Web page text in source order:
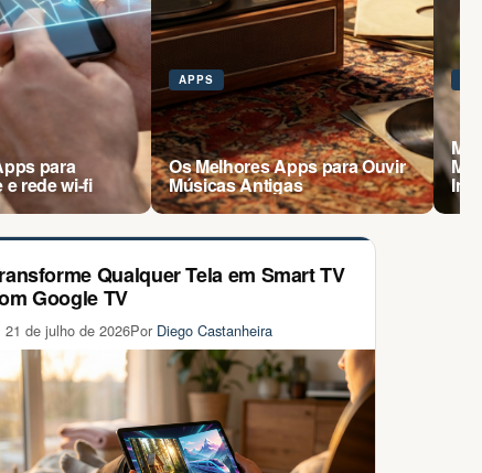
para
rede wi-fi
APPS
Os Melhores Apps para Ouvir
Músicas Antigas
Qualquer Tela em Smart TV
Google TV
21 de julho de 2026Por Diego Castanheira